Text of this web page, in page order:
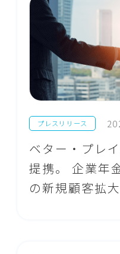
プレスリリース
ベター・プレ
提携。 企業年
の新規顧客拡